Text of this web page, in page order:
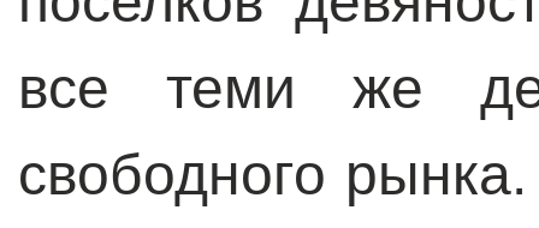
все теми же
свободного